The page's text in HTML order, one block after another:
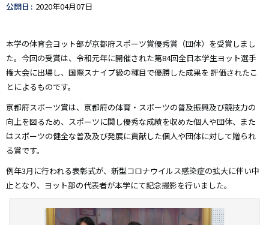
ッ
公開日 2020年04月07日
本学の体育会ヨット部が京都府スポーツ賞優秀賞（団体）を受賞しまし
た。今回の受賞は、令和元年に開催された第84回全日本学生ヨット選手
権大会に出場し、国際スナイプ級の種目で優勝した成果を 評価されたこ
とによるものです。
京都府スポーツ賞は、京都府の体育・スポーツの普及振興及び競技力の
向上を図るため、スポーツに関し優秀な成績を収めた個人や団体、また
はスポーツの健全な普及及び発展に貢献した個人や団体に対して贈られ
る賞です。
例年3月に行われる表彰式が、新型コロナウイルス感染症の拡大に伴い中
止となり、ヨット部の代表者が本学にて記念撮影を行いました。